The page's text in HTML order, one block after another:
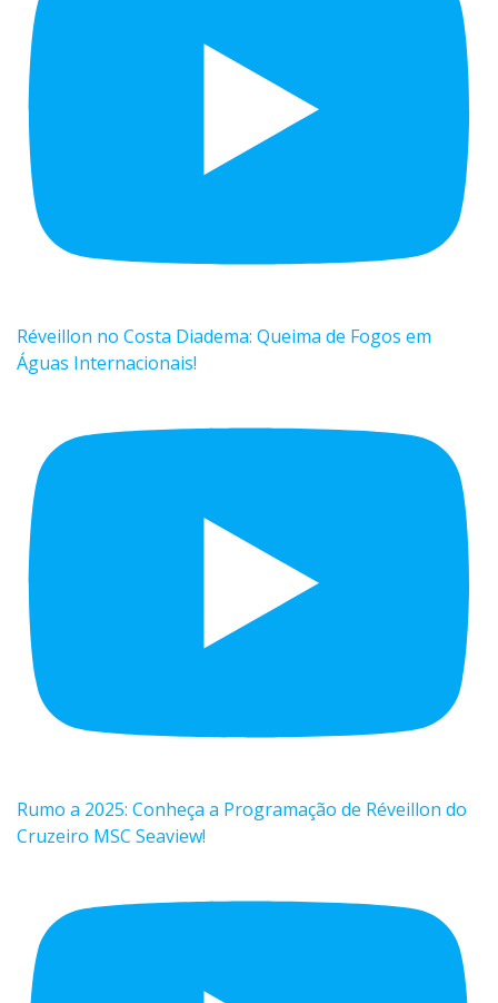
Réveillon no Costa Diadema: Queima de Fogos em
Águas Internacionais!
Rumo a 2025: Conheça a Programação de Réveillon do
Cruzeiro MSC Seaview!